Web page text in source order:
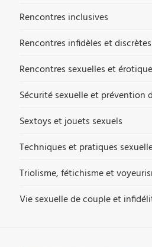
Rencontres inclusives
Rencontres infidèles et discrètes
Rencontres sexuelles et
Sécurité sexuelle et prévention
Sextoys et jouets sexuels
Techniques et pratiques
Triolisme, fétichisme et
Vie sexuelle de couple et